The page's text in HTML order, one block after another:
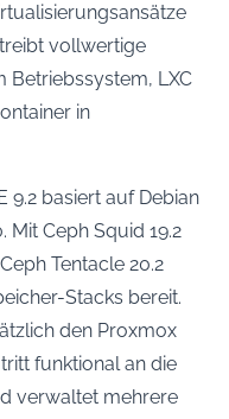
vollwertige
Betriebssystem, LXC
in
9.2 basiert auf Debian
Mit Ceph Squid 19.2
Tentacle 20.2
Stacks bereit.
den Proxmox
funktional an die
verwaltet mehrere